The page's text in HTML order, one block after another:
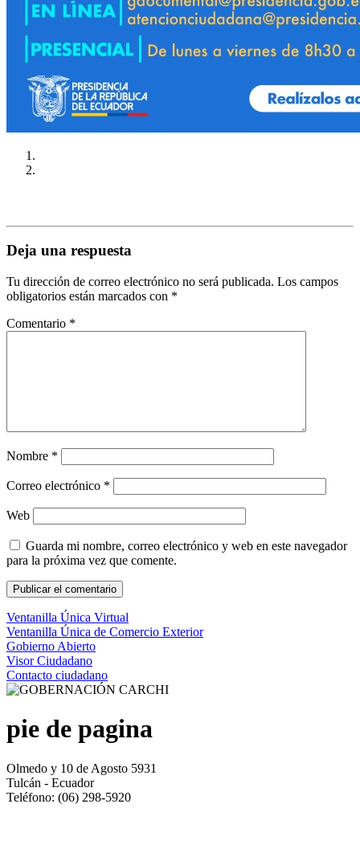
Deja una respuesta
Tu dirección de correo electrónico no será publicada. Los campos
obligatorios están marcados con *
Comentario *
Nombre *
Correo electrónico *
Web
Guarda mi nombre, correo electrónico y web en este navegador
para la próxima vez que comente.
Ventanilla Única Virtual
Ventanilla Única de Comercio Exterior
Gobierno Abierto
Visor Ciudadano
Contacto ciudadano
pie de pagina
Olmedo y 10 de Agosto 5931
Tulcán - Ecuador
Teléfono: (06) 298-5920